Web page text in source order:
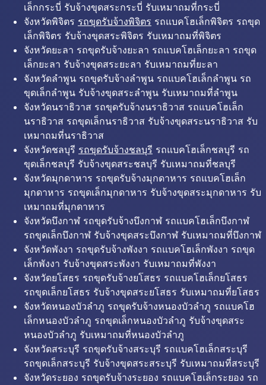
เล็กกระบี่ รับจ้างขุดสระกระบี่ รับเหมาถมที่กระบี่
จังหวัดพิจิตร รถขุดรับจ้างพิจิตร รถแบคโฮเล็กพิจิตร รถขุด
เล็กพิจิตร รับจ้างขุดสระพิจิตร รับเหมาถมที่พิจิตร
จังหวัดยะลา รถขุดรับจ้างยะลา รถแบคโฮเล็กยะลา รถขุด
เล็กยะลา รับจ้างขุดสระยะลา รับเหมาถมที่ยะลา
จังหวัดลำพูน รถขุดรับจ้างลำพูน รถแบคโฮเล็กลำพูน รถ
ขุดเล็กลำพูน รับจ้างขุดสระลำพูน รับเหมาถมที่ลำพูน
จังหวัดนราธิวาส รถขุดรับจ้างนราธิวาส รถแบคโฮเล็ก
นราธิวาส รถขุดเล็กนราธิวาส รับจ้างขุดสระนราธิวาส รับ
เหมาถมที่นราธิวาส
จังหวัดชลบุรี รถขุดรับจ้างชลบุรี รถแบคโฮเล็กชลบุรี รถ
ขุดเล็กชลบุรี รับจ้างขุดสระชลบุรี รับเหมาถมที่ชลบุรี
จังหวัดมุกดาหาร รถขุดรับจ้างมุกดาหาร รถแบคโฮเล็ก
มุกดาหาร รถขุดเล็กมุกดาหาร รับจ้างขุดสระมุกดาหาร รับ
เหมาถมที่มุกดาหาร
จังหวัดบึงกาฬ รถขุดรับจ้างบึงกาฬ รถแบคโฮเล็กบึงกาฬ
รถขุดเล็กบึงกาฬ รับจ้างขุดสระบึงกาฬ รับเหมาถมที่บึงกาฬ
จังหวัดพังงา รถขุดรับจ้างพังงา รถแบคโฮเล็กพังงา รถขุด
เล็กพังงา รับจ้างขุดสระพังงา รับเหมาถมที่พังงา
จังหวัดยโสธร รถขุดรับจ้างยโสธร รถแบคโฮเล็กยโสธร
รถขุดเล็กยโสธร รับจ้างขุดสระยโสธร รับเหมาถมที่ยโสธร
จังหวัดหนองบัวลำภู รถขุดรับจ้างหนองบัวลำภู รถแบคโฮ
เล็กหนองบัวลำภู รถขุดเล็กหนองบัวลำภู รับจ้างขุดสระ
หนองบัวลำภู รับเหมาถมที่หนองบัวลำภู
จังหวัดสระบุรี รถขุดรับจ้างสระบุรี รถแบคโฮเล็กสระบุรี
รถขุดเล็กสระบุรี รับจ้างขุดสระสระบุรี รับเหมาถมที่สระบุรี
จังหวัดระยอง รถขุดรับจ้างระยอง รถแบคโฮเล็กระยอง รถ